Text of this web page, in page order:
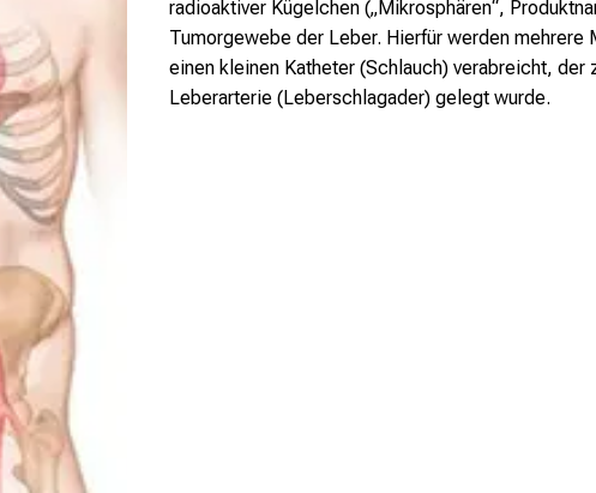
radioaktiver Kügelchen („Mikrosphären“,
Tumorgewebe der Leber. Hierfür werden
einen kleinen Katheter (Schlauch) verabreicht, der
Leberarterie (Leberschlagader) gelegt wurde.